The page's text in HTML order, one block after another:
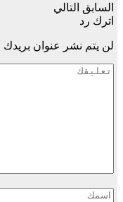
السابق التالي
اترك رد
لن يتم نشر عنوان بريدك